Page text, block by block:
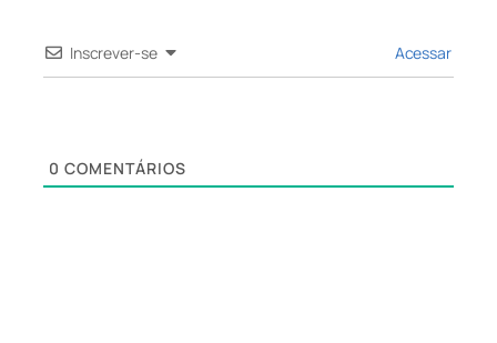
Inscrever-se Acessar
0 COMENTÁRIOS